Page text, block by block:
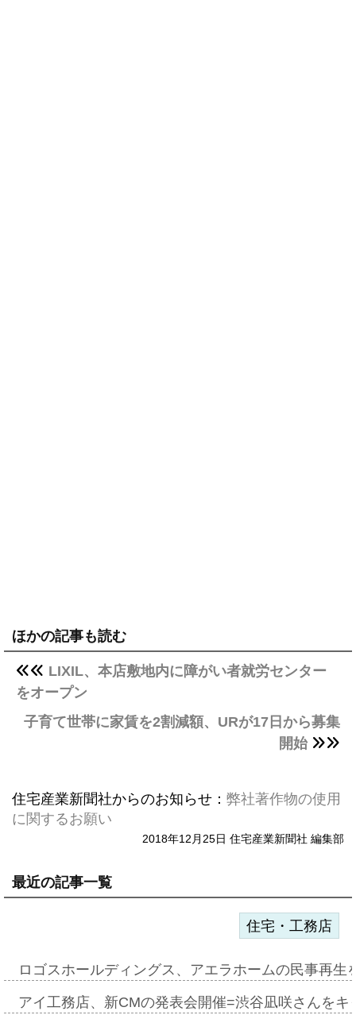
ほかの記事も読む
LIXIL、本店敷地内に障がい者就労センター
をオープン
子育て世帯に家賃を2割減額、URが17日から募集
開始
住宅産業新聞社からのお知らせ： 弊社著作物の使用
に関するお願い
2018年12月25日 住宅産業新聞社 編集部
最近の記事一覧
住宅・工務店
ロゴスホールディングス、アエラホームの民事再
アイ工務店、新CMの発表会開催=渋谷凪咲さんを